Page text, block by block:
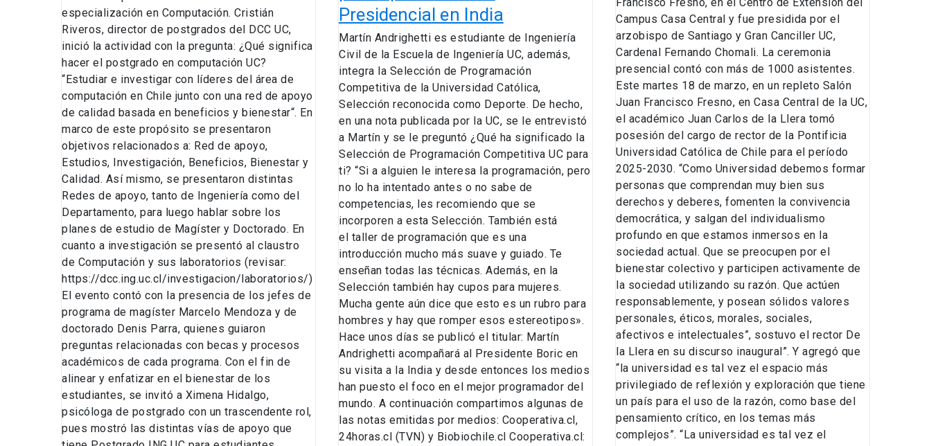
especialización en Computación. Cristián
Riveros, director de postgrados del DCC UC,
inició la actividad con la pregunta: ¿Qué significa
hacer el postgrado en computación UC?
“Estudiar e investigar con líderes del área de
computación en Chile junto con una red de apoyo
de calidad basada en beneficios y bienestar“. En
marco de este propósito se presentaron
objetivos relacionados a: Red de apoyo,
Estudios, Investigación, Beneficios, Bienestar y
Calidad. Así mismo, se presentaron distintas
Redes de apoyo, tanto de Ingeniería como del
Departamento, para luego hablar sobre los
planes de estudio de Magíster y Doctorado. En
cuanto a investigación se presentó al claustro
de Computación y sus laboratorios (revisar:
https://dcc.ing.uc.cl/investigacion/laboratorios/)
El evento contó con la presencia de los jefes de
programa de magíster Marcelo Mendoza y de
doctorado Denis Parra, quienes guiaron
preguntas relacionadas con becas y procesos
académicos de cada programa. Con el fin de
alinear y enfatizar en el bienestar de los
estudiantes, se invitó a Ximena Hidalgo,
psicóloga de postgrado con un trascendente rol,
pues mostró las distintas vías de apoyo que
Presidencial en India
Martín Andrighetti es estudiante de Ingeniería
Civil de la Escuela de Ingeniería UC, además,
integra la Selección de Programación
Competitiva de la Universidad Católica,
Selección reconocida como Deporte. De hecho,
en una nota publicada por la UC, se le entrevistó
a Martín y se le preguntó ¿Qué ha significado la
Selección de Programación Competitiva UC para
ti? “Si a alguien le interesa la programación, pero
no lo ha intentado antes o no sabe de
competencias, les recomiendo que se
incorporen a esta Selección. También está
el taller de programación que es una
introducción mucho más suave y guiado. Te
enseñan todas las técnicas. Además, en la
Selección también hay cupos para mujeres.
Mucha gente aún dice que esto es un rubro para
hombres y hay que romper esos estereotipos».
Hace unos días se publicó el titular: Martín
Andrighetti acompañará al Presidente Boric en
su visita a la India y desde entonces los medios
han puesto el foco en el mejor programador del
mundo. A continuación compartimos algunas de
las notas emitidas por medios: Cooperativa.cl,
24horas.cl (TVN) y Biobiochile.cl Cooperativa.cl:
de
la
Gira
Presidencial
en
India
Campus Casa Central y fue presidida por el
arzobispo de Santiago y Gran Canciller UC,
Cardenal Fernando Chomali. La ceremonia
presencial contó con más de 1000 asistentes.
Este martes 18 de marzo, en un repleto Salón
Juan Francisco Fresno, en Casa Central de la UC,
el académico Juan Carlos de la Llera tomó
posesión del cargo de rector de la Pontificia
Universidad Católica de Chile para el período
2025-2030. “Como Universidad debemos formar
personas que comprendan muy bien sus
derechos y deberes, fomenten la convivencia
democrática, y salgan del individualismo
profundo en que estamos inmersos en la
sociedad actual. Que se preocupen por el
bienestar colectivo y participen activamente de
la sociedad utilizando su razón. Que actúen
responsablemente, y posean sólidos valores
personales, éticos, morales, sociales,
afectivos e intelectuales”, sostuvo el rector De
la Llera en su discurso inaugural”. Y agregó que
“la universidad es tal vez el espacio más
privilegiado de reflexión y exploración que tiene
un país para el uso de la razón, como base del
pensamiento crítico, en los temas más
complejos”. “La universidad es tal vez el